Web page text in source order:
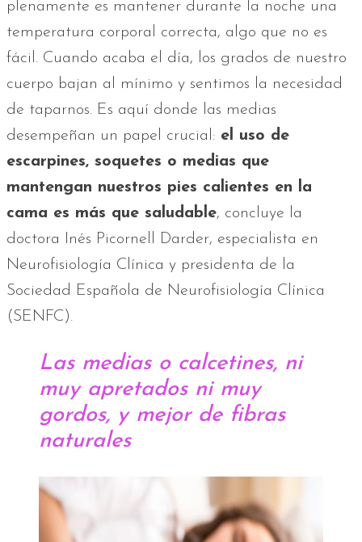
plenamente es mantener durante la noche una
temperatura corporal correcta, algo que no es
fácil. Cuando acaba el día, los grados de nuestro
cuerpo bajan al mínimo y sentimos la necesidad
de taparnos. Es aquí donde las medias
desempeñan un papel crucial: el uso de
escarpines, soquetes o medias que
mantengan nuestros pies calientes en la
cama es más que saludable, concluye la
doctora Inés Picornell Darder, especialista en
Neurofisiología Clínica y presidenta de la
Sociedad Española de Neurofisiología Clínica
(SENFC).
Las medias o calcetines, ni
muy apretados ni muy
gordos, y mejor de fibras
naturales